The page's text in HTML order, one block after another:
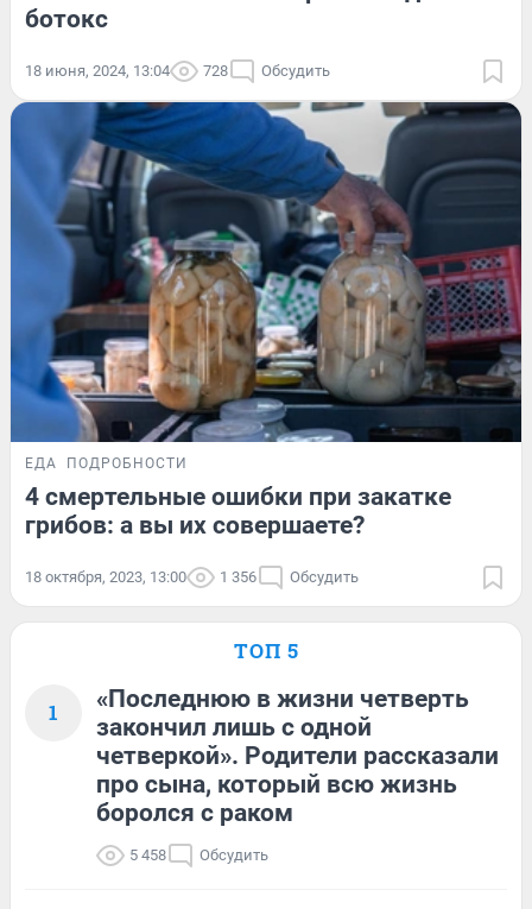
ботокс
18 июня, 2024, 13:04 728 Обсудить
ЕДА ПОДРОБНОСТИ
4 смертельные ошибки при закатке
грибов: а вы их совершаете?
18 октября, 2023, 13:00 1 356 Обсудить
ТОП 5
1
«Последнюю в жизни четверть
закончил лишь с одной
четверкой». Родители рассказали
про сына, который всю жизнь
боролся с раком
5 458 Обсудить